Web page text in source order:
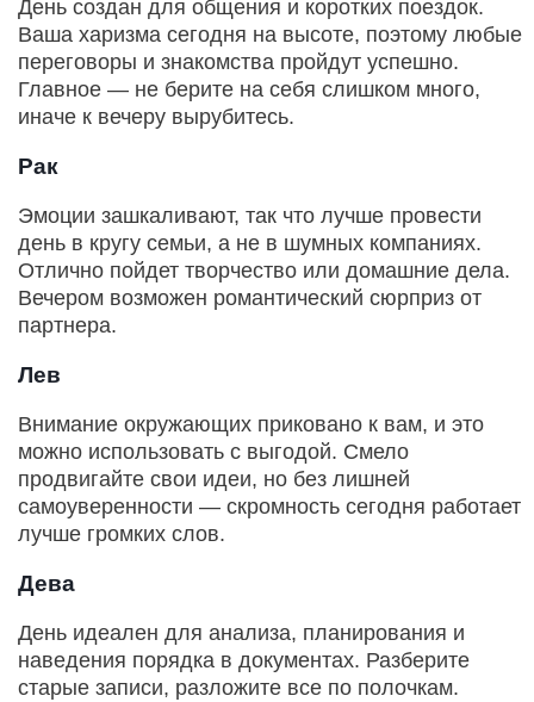
День создан для общения и коротких поездок.
Ваша харизма сегодня на высоте, поэтому любые
переговоры и знакомства пройдут успешно.
Главное — не берите на себя слишком много,
иначе к вечеру вырубитесь.
Рак
Эмоции зашкаливают, так что лучше провести
день в кругу семьи, а не в шумных компаниях.
Отлично пойдет творчество или домашние дела.
Вечером возможен романтический сюрприз от
партнера.
Лев
Внимание окружающих приковано к вам, и это
можно использовать с выгодой. Смело
продвигайте свои идеи, но без лишней
самоуверенности — скромность сегодня работает
лучше громких слов.
Дева
День идеален для анализа, планирования и
наведения порядка в документах. Разберите
старые записи, разложите все по полочкам.